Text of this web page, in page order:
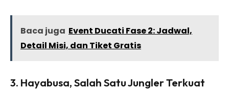
Baca juga Event Ducati Fase 2: Jadwal,
Detail Misi, dan Tiket Gratis
3. Hayabusa, Salah Satu Jungler Terkuat